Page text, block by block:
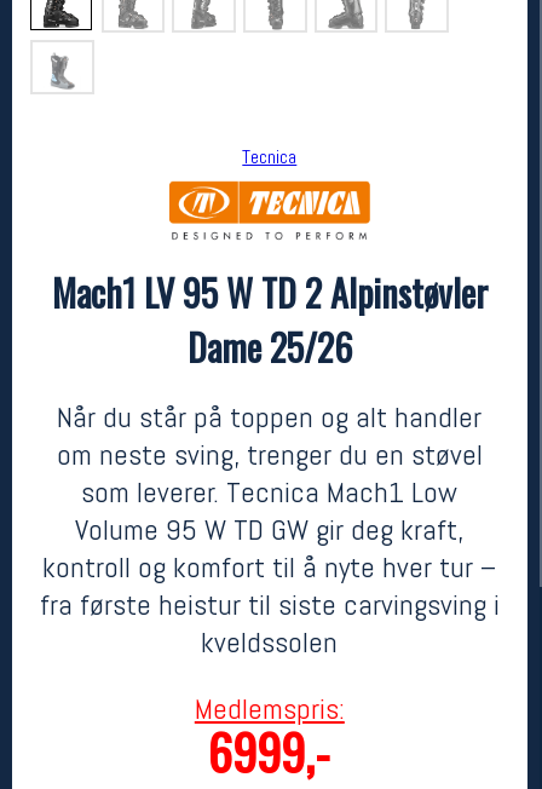
Tecnica
Mach1 LV 95 W TD 2 Alpinstøvler
Dame 25/26
Når du står på toppen og alt handler
om neste sving, trenger du en støvel
som leverer. Tecnica Mach1 Low
Volume 95 W TD GW gir deg kraft,
kontroll og komfort til å nyte hver tur –
fra første heistur til siste carvingsving i
kveldssolen
Medlemspris:
6999,-
Tecnica
7999,- MEDLEM:6999,-
Her finner du oss